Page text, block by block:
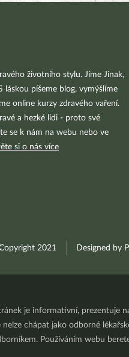
životního stylu. Jíme Jinak,
láskou píšeme blog, vymýšlíme
online kurzy zdravého vaření.
a hezké lidi - proto své
se k nám na webu nebo ve
si o nás více
2021 Designed by
je informativní, prezentuje
chápat jako odborné
Používáním webu